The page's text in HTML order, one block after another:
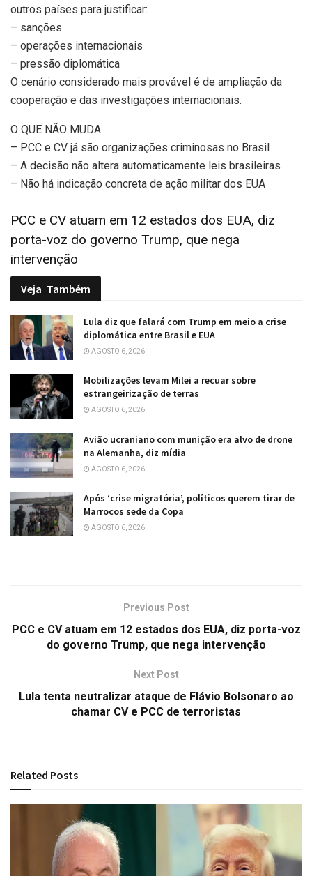
outros países para justificar:
– sanções
– operações internacionais
– pressão diplomática
O cenário considerado mais provável é de ampliação da
cooperação e das investigações internacionais.
O QUE NÃO MUDA
– PCC e CV já são organizações criminosas no Brasil
– A decisão não altera automaticamente leis brasileiras
– Não há indicação concreta de ação militar dos EUA
PCC e CV atuam em 12 estados dos EUA, diz
porta-voz do governo Trump, que nega
intervenção
Veja Também
Lula diz que falará com Trump em meio a crise
diplomática entre Brasil e EUA
AGOSTO 6, 2026
Mobilizações levam Milei a recuar sobre
estrangeirização de terras
AGOSTO 6, 2026
Avião ucraniano com munição era alvo de drone
na Alemanha, diz mídia
AGOSTO 6, 2026
Após ‘crise migratória’, políticos querem tirar de
Marrocos sede da Copa
AGOSTO 6, 2026
Previous Post
PCC e CV atuam em 12 estados dos EUA, diz porta-voz
do governo Trump, que nega intervenção
Next Post
Lula tenta neutralizar ataque de Flávio Bolsonaro ao
chamar CV e PCC de terroristas
Related Posts